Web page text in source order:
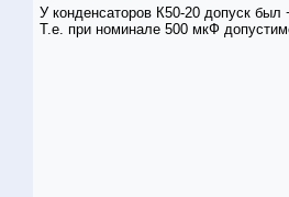
У конденсаторов К50-20 допуск был
Т.е. при номинале 500 мкФ